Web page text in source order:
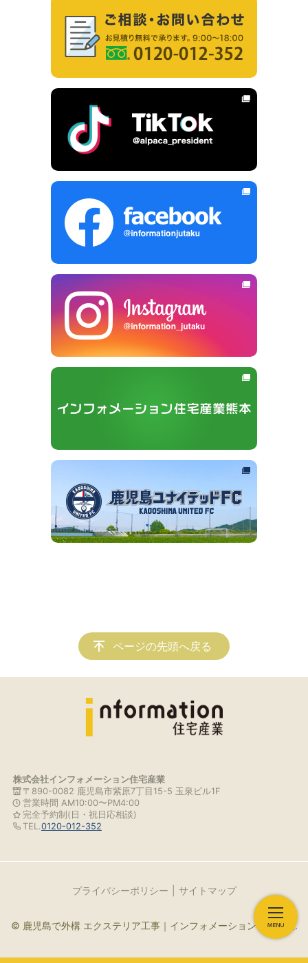
ページの先頭へ戻る
株式会社インフォメーション住宅産業
〒890-0082 鹿児島市紫原7丁目15-5 玉泉ビル1F
営業時間 AM10:00〜PM4:00
完全予約制(日・祝日応相談)
TEL.0120-012-352
プライバシーポリシー サイトマップ
© 鹿児島で外構 エクステリア工事｜インフォメーション住宅産業.